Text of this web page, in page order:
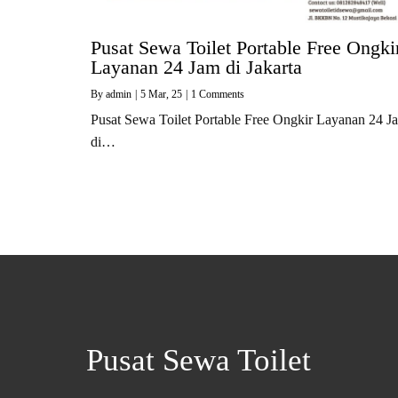
Pusat Sewa Toilet Portable Free
Layanan 24 Jam di Jakarta
By admin 5 Mar, 25 1 Comments
Pusat Sewa Toilet Portable Free Ongkir Layanan 24
di…
Pusat Sewa Toilet